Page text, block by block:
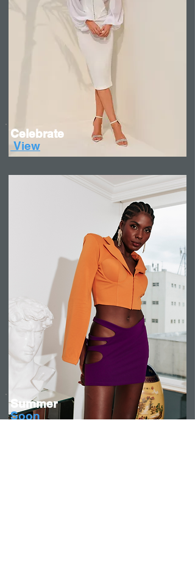
Celebrate
View
Summer
Soon